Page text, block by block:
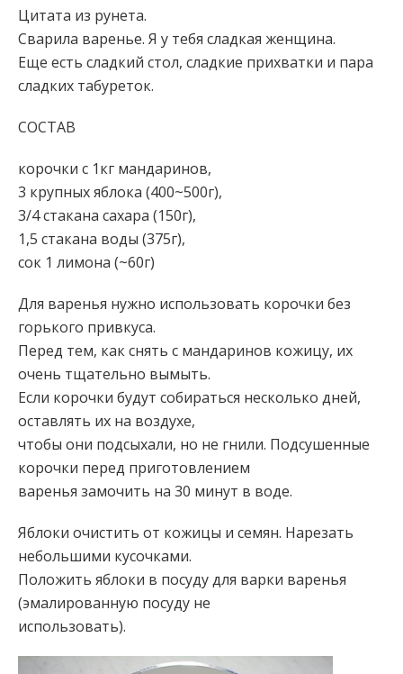
Цитата из рунета.
Сварила варенье. Я у тебя сладкая женщина.
Еще есть сладкий стол, сладкие прихватки и пара
сладких табуреток.
СОСТАВ
корочки с 1кг мандаринов,
3 крупных яблока (400~500г),
3/4 стакана сахара (150г),
1,5 стакана воды (375г),
сок 1 лимона (~60г)
Для варенья нужно использовать корочки без
горького привкуса.
Перед тем, как снять с мандаринов кожицу, их
очень тщательно вымыть.
Если корочки будут собираться несколько дней,
оставлять их на воздухе,
чтобы они подсыхали, но не гнили. Подсушенные
корочки перед приготовлением
варенья замочить на 30 минут в воде.
Яблоки очистить от кожицы и семян. Нарезать
небольшими кусочками.
Положить яблоки в посуду для варки варенья
(эмалированную посуду не
использовать).